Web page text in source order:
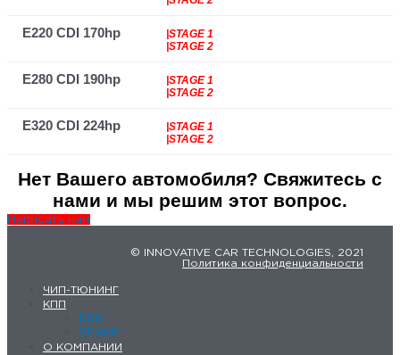
E220 CDI 170hp
|STAGE 1
|STAGE 2
E280 CDI 190hp
|STAGE 1
|STAGE 2
E320 CDI 224hp
|STAGE 1
|STAGE 2
Нет Вашего автомобиля? Свяжитесь с
нами и мы решим этот вопрос.
Написать нам
© INNOVATIVE CAR TECHNOLOGIES, 2021
Политика конфиденциальности
ЧИП-ТЮНИНГ
КПП
DSG
ZF 8HP
О КОМПАНИИ